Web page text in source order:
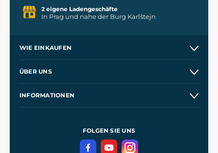
2 eigene Ladengeschäfte
In Prag und nahe der Burg Karlštejn
WIE EINKAUFEN
Kontakt
ÜBER UNS
INFORMATIONEN
DatenschutzerklärungFOLGEN SIE UNS